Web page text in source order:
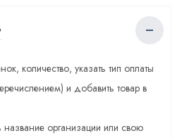
количество, указать тип оплаты
и добавить товар в
название организации или свою